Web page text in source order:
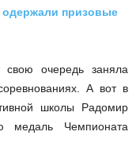
призовые
очередь заняла
А вот в
школы Радомир
медаль Чемпионата